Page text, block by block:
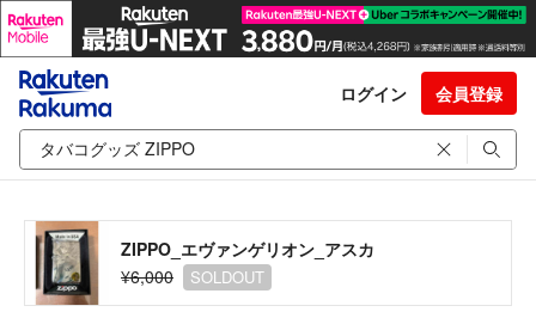
ログイン 会員登録
ZIPPO_エヴァンゲリオン_アスカ
¥6,000
SOLDOUT